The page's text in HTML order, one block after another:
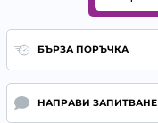
БЪРЗА ПОРЪЧКА
НАПРАВИ ЗАПИТВАНЕ